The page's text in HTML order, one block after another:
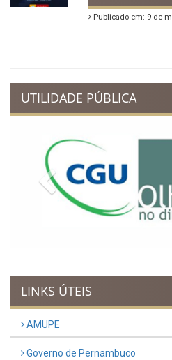
Publicado em: 9 de
UTILIDADE PÚBLICA
Previous
LINKS ÚTEIS
AMUPE
Governo de Pernambuco